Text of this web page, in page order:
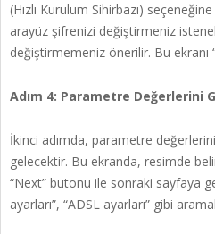
(Hızlı Kurulum Sihirbazı)
arayüz şifrenizi değiştirmeniz
değiştirmemeniz önerilir. Bu ekranı
Adım 4: Parametre Değerlerini
İkinci adımda, parametre
gelecektir. Bu ekranda, resimde
“Next” butonu ile sonraki sayfaya
ayarları”, “ADSL ayarları” gibi